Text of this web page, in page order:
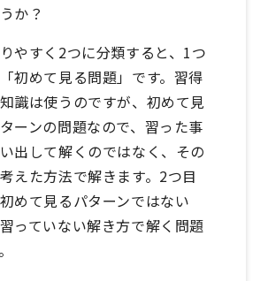
か？
やすく2つに分類すると、1つ
初めて見る問題」です。習得
識は使うのですが、初めて見
ーンの問題なので、習った事
出して解くのではなく、その
えた方法で解きます。2つ目
めて見るパターンではない
っていない解き方で解く問題